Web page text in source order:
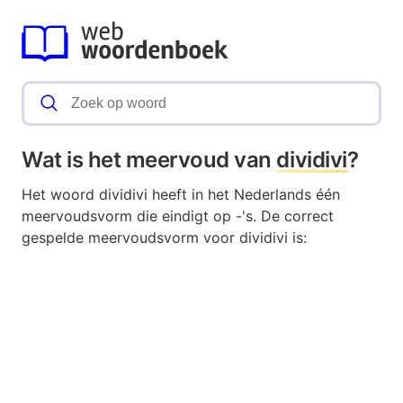
Wat is het meervoud van dividivi?
Het woord dividivi heeft in het Nederlands één
meervoudsvorm die eindigt op -'s. De correct
gespelde meervoudsvorm voor dividivi is: